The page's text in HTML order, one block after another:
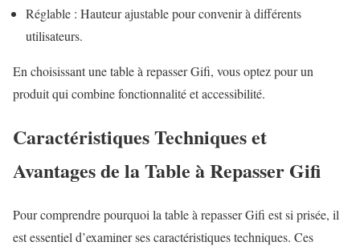
Réglable : Hauteur ajustable pour convenir à différents
utilisateurs.
En choisissant une table à repasser Gifi, vous optez pour un
produit qui combine fonctionnalité et accessibilité.
Caractéristiques Techniques et
Avantages de la Table à Repasser Gifi
Pour comprendre pourquoi la table à repasser Gifi est si prisée, il
est essentiel d’examiner ses caractéristiques techniques. Ces